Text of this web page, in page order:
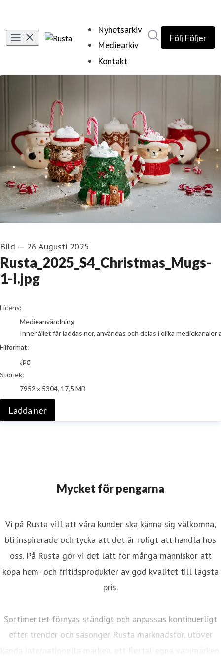
Nyhetsarkiv
Mediearkiv
Kontakt
Följ Följer
Bild — 26 Augusti 2025
Rusta_2025_S4_Christmas_Mugs-
1-I.jpg
go to media item
Licens:
Medieanvändning
Innehållet får laddas ner, användas och delas i olika
Filformat:
.jpg
Storlek:
7952 x 5304, 17,5 MB
Ladda ner
Mycket för pengarna
Vi på Rusta vill att våra kunder ska känna sig välkomna,
bli inspirerade och tycka att det är roligt att handla hos
oss. På Rusta gör vi det lätt för många människor att
köpa hem- och fritidsprodukter av god kvalitet till lägsta
pris.
Sortimentet förnyas ständigt och anpassas kontinuerligt
efter trender och säsonger. Rusta marknadsför, utöver
kända internationella märken, ett flertal egna varumärken.